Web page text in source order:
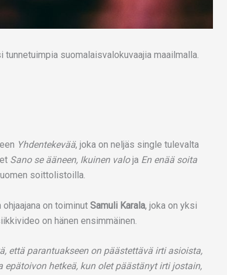
suomalaisvalokuvaajia maailmalla.
Yhdentekevää, joka on neljäs single tulevalta
Sano se ääneen, Ikuinen valoja En enää soita
soittolistoilla.
on toiminut Samuli Karala, joka on yksi
on hänen ensimmäinen.
että parantuakseen on päästettävä irti asioista,
hetkeä, kun olet päästänyt irti jostain,